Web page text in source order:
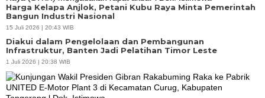
Harga Kelapa Anjlok, Petani Kubu Raya Minta Pemerintah
Bangun Industri Nasional
15 Juli 2026 | 20:43 WIB
Diakui dalam Pengelolaan dan Pembangunan
Infrastruktur, Banten Jadi Pelatihan Timor Leste
1 Juli 2026 | 20:38 WIB